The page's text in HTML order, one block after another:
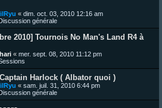
« dim. oct. 03, 2010 12:16 am
générale
2010] Tournois No Man's Land R4 à
« mer. sept. 08, 2010 11:12 pm
Harlock ( Albator quoi )
« sam. juil. 31, 2010 6:44 pm
générale